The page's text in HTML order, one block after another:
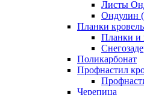
Листы
Ондулин
Планки
Планки и
Поликарбонат
Профнастил
Черепица